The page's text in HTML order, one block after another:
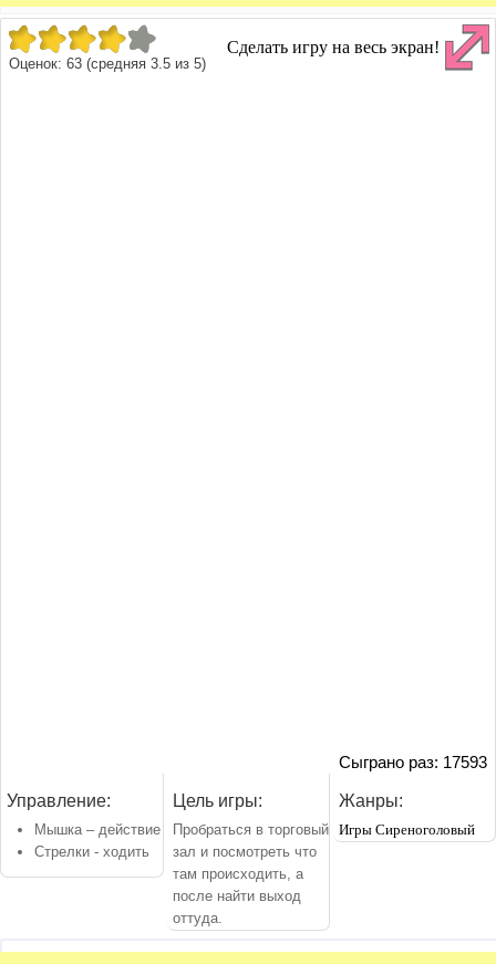
Оценок: 63 (средняя 3.5 из 5)
Сделать игру на весь экран!
Сыграно раз: 17593
Управление:
Мышка – действие
Стрелки - ходить
Цель игры:
Пробраться в торговый
зал и посмотреть что
там происходить, а
после найти выход
оттуда.
Жанры:
Игры Сиреноголовый